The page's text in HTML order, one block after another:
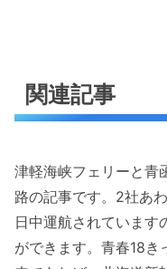
関連記事
津軽海峡フェリーと青
路の記事です。2社あ
日中運航されています
ができます。青春18き